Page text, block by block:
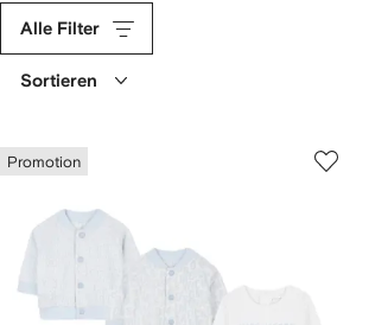
Alle Filter
Sortieren
Promotion